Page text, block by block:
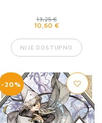
13,25 €
10,60 €
NIJE DOSTUPNO
-20%